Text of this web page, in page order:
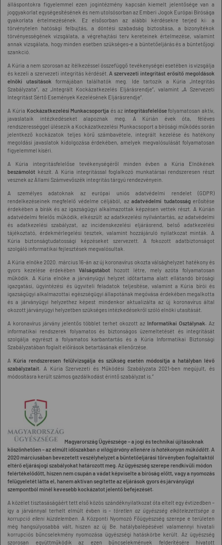
álláspontokra figyelemmel ezen jogintézmény kapcsán kiemelt jelentősége van a
joggyakorlat egységesítésének és nem utolsósorban az Emberi Jogok Európai Bírósága
gyakorlata értelmezésének. Ez elsősorban az alábbi kérdésekre terjed ki: a
törvénytelen hatósági felbujtás, a döntési szabadság biztosítása, a bizonyítékok
törvényességének vizsgálata, a végrehajtási terv kereteinek értelmezése, valamint
annak vizsgálata, hogy minden esetben szükséges-e a büntetőeljárás és a büntetőjogi
szankció.
A Kúria a nem szorosan az ítélkezéssel összefüggő tevékenységei esetében is vizsgálja
és kezeli a szervezeti integritás kérdését.A szervezeti integritást erősítő megoldások
elnöki utasítások formájában találhatók meg. Ide tartozik a Kúria „Integritás
Szabályzata”, az „Integrált Kockázatkezelés Eljárásrendje”, valamint „A Szervezeti
Integritást Sértő Események Kezelésének Eljárásrendje”.
A Kúria Kockázatkezelési Munkacsoportja és az integritásfelelősefolyamatosan aktív,
javaslataik intézkedéseket alapoznak meg. A Kúrián évek óta, féléves
rendszerességgel ülésezik a Kockázatkezelési Munkacsoport a bírósági működés során
jelentkező kockázatok teljes körű számbavétele, integrált kezelése és hatékony
megoldási javaslatok kidolgozása érdekében, amelyek megvalósulását folyamatosan
figyelemmel kíséri.
A Kúria integritásfelelőse tevékenységéről minden évben a Kúria Elnökének
beszámolót készít. A Kúria integritással foglalkozó munkatársai rendszeresen részt
vesznek az Állami Számvevőszék integritás tárgyú rendezvényein.
A személyes adatoknak az európai uniós adatvédelmi rendelet (GDPR)
rendelkezéseinek megfelelő védelme céljából, azadatvédelmi tudatosságerősítése
érdekében a bírák és az igazságügyi alkalmazottak képzésen vettek részt. A Kúrián
adatvédelmi felelős működik, elkészült az adatkezelési nyilvántartás, az adatvédelmi
és adatkezelési szabályzat, az incidenskezelési eljárásrend, belső adatkezelési
tájékoztató, érdekmérlegelési tesztek, valamint hozzájáruló nyilatkozat minták. A
Kúria biztonságtudatossági képzéseket szervezett. A fokozott adatbiztonságot
szolgáló informatikai fejlesztések megvalósultak.
A Kúria elnöke 2020. március 16-án az új koronavírus okozta válsághelyzet hatékony és
gyors kezelése érdekébenVálságstábot hozott létre, mely azóta folyamatosan
működik. A Kúria elnöke a járványügyi helyzet időtartama alatt ellátandó bírósági
igazgatási, ügyintézési és ügyviteli feladatok teljesítése, valamint a Kúria bírói és
igazságügyi alkalmazottai egészségügyi állapotának megóvása érdekében megalkotta
és a járványügyi helyzethez képest mindenkor aktualizálta az új koronavírus által
okozott járványügyi helyzetben szükséges intézkedésekről szóló elnöki utasítását.
A koronavírus járvány jelentős többlet terhet okozott az Informatikai Osztálynak. Az
informatikai rendszerek folyamatos és biztonságos üzemeltetését és integritását
szolgálja egyrészt a folyamatos karbantartás és a Kúria Informatikai Biztonsági
Szabályzatában foglalt előírások betartásának ellenőrzése.
A Kúria rendszeresen felülvizsgálja és szükség esetén módosítja a hatályban lévő
szabályzatait. A Kúria Szervezeti és Működési Szabályzata 2021-ben megújult, és
módosításra került számos gazdálkodást érintő szabályzat is.”
Magyarország Ügyészsége – a jogi és technikai újításoknak
köszönhetően – az elmúlt időszakbana világjárvány ellenére is hatékonyan működött. A
2020 márciusában bevezetett veszélyhelyzet a büntetőeljárási törvényben foglaltaktól
eltérő eljárásjogi szabályokat határozott meg. Az ügyészség szerepe rendkívüli módon
felértékelődött, hiszen nem csupán a vádat képviselte a bíróság előtt, vagy a nyomozás
felügyeletét látta el, hanem aktívan segítette az eljárások gyors és járványügyi
szempontból minél kevesebb kockázatot jelentő befejezését.
A közélet tisztasáságáért tett első közös szándéknyilatkozat óta eltelt egy évtizedben –
így a járvánnyal terhelt elmúlt évben is– töretlen az ügyészség elkötelezettsége a
korrupció elleni küzdelemben.
A Központi Nyomozó Főügyészség szerepe e területen
még hangsúlyosabbá vált, hiszen az új Be. hatálybalépésével valamennyi hivatali
korrupciós bűncselekmény nyomozása ügyészségi hatáskörbe került. Az ügyészség
szorosan együttműködik az ezen bűncselekmények felderítésére hivatott